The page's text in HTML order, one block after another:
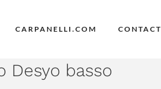
CARPANELLI.COM CONTACT
Desyo basso